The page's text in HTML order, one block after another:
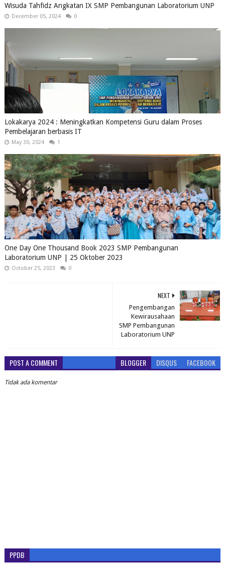
Wisuda Tahfidz Angkatan IX SMP Pembangunan Laboratorium UNP
December 05, 2024 0
Lokakarya 2024 : Meningkatkan Kompetensi Guru dalam Proses
Pembelajaran berbasis IT
May 30, 2024 1
One Day One Thousand Book 2023 SMP Pembangunan
Laboratorium UNP | 25 Oktober 2023
October 25, 2023 0
NEXT
Pengembangan
Kewirausahaan
SMP Pembangunan
Laboratorium UNP
POST A COMMENT BLOGGER DISQUS FACEBOOK
Tidak ada komentar
PPDB